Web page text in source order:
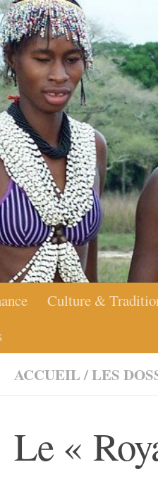
Culture &
ACCUEIL /LES
Le «